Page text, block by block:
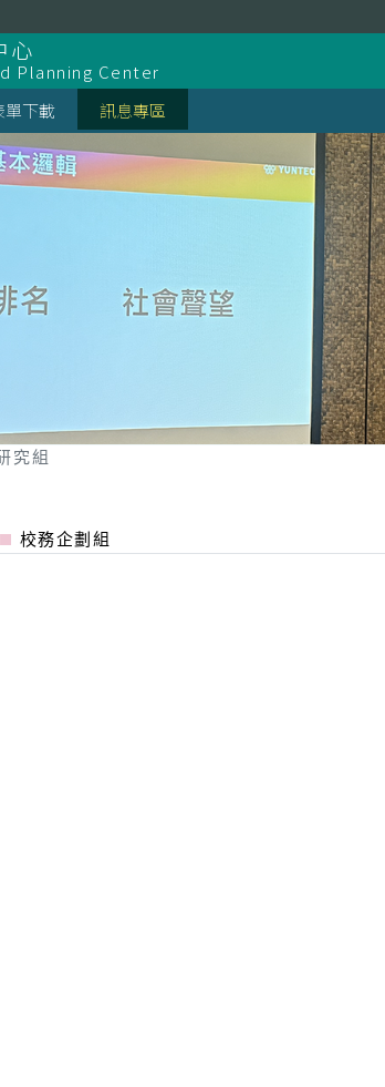
心
Planning Center
單下載 訊息專區
究組
校務企劃組